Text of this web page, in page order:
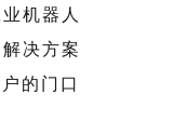
机器人
决方案
的门口